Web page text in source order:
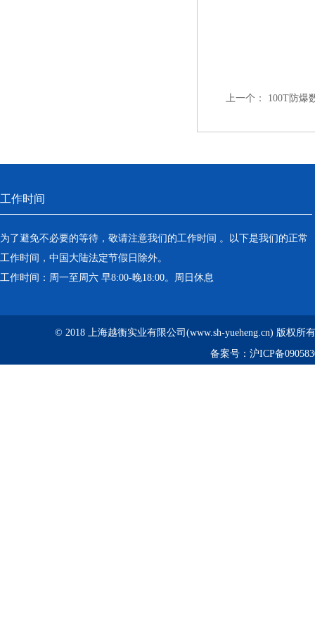
上一个： 100T防爆
工作时间
为了避免不必要的等待，敬请注意我们的工作时间 。以下是我们的正常
工作时间，中国大陆法定节假日除外。
工作时间：周一至周六 早8:00-晚18:00。周日休息
© 2018 上海越衡实业有限公司(www.sh-yueheng.cn) 版权所
备案号： 沪ICP备